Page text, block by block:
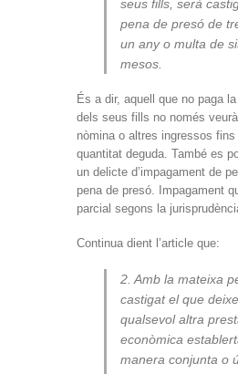
seus fills, serà
pena de presó de
un any o multa de
mesos.
És a dir, aquell que no paga
dels seus fills no només
nòmina o altres ingressos fins
quantitat deguda. També es
un delicte d’impagament de
pena de presó. Impagament
parcial segons la
Continua dient l’article que:
2. Amb la mateixa
castigat el que
qualsevol altra
econòmica
manera conjunta o